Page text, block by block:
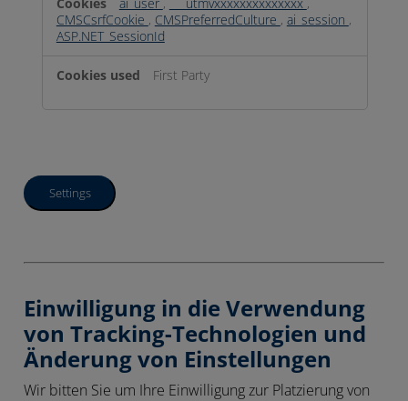
ai_user , ___utmvxxxxxxxxxxxxxx ,
CMSCsrfCookie , CMSPreferredCulture , ai_session ,
ASP.NET_SessionId
First Party
Settings
Einwilligung in die Verwendung
von Tracking-Technologien und
Änderung von Einstellungen
Wir bitten Sie um Ihre Einwilligung zur Platzierung von